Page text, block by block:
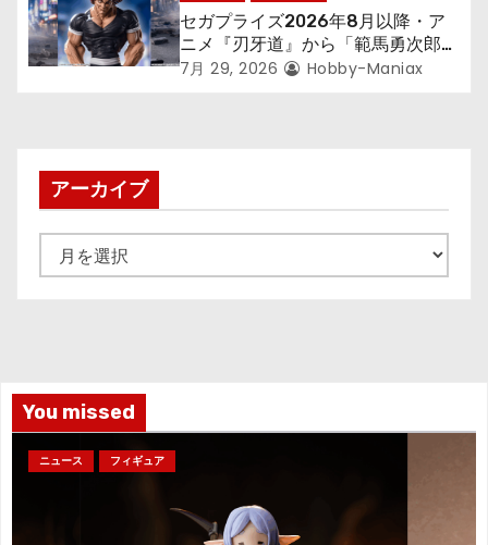
セガプライズ2026年8月以降・ア
ニメ『刃牙道』から「範馬勇次郎」
が登場ッッ!!
7月 29, 2026 Hobby-Maniax
アーカイブ
ー
You missed
ニュース フィギュア